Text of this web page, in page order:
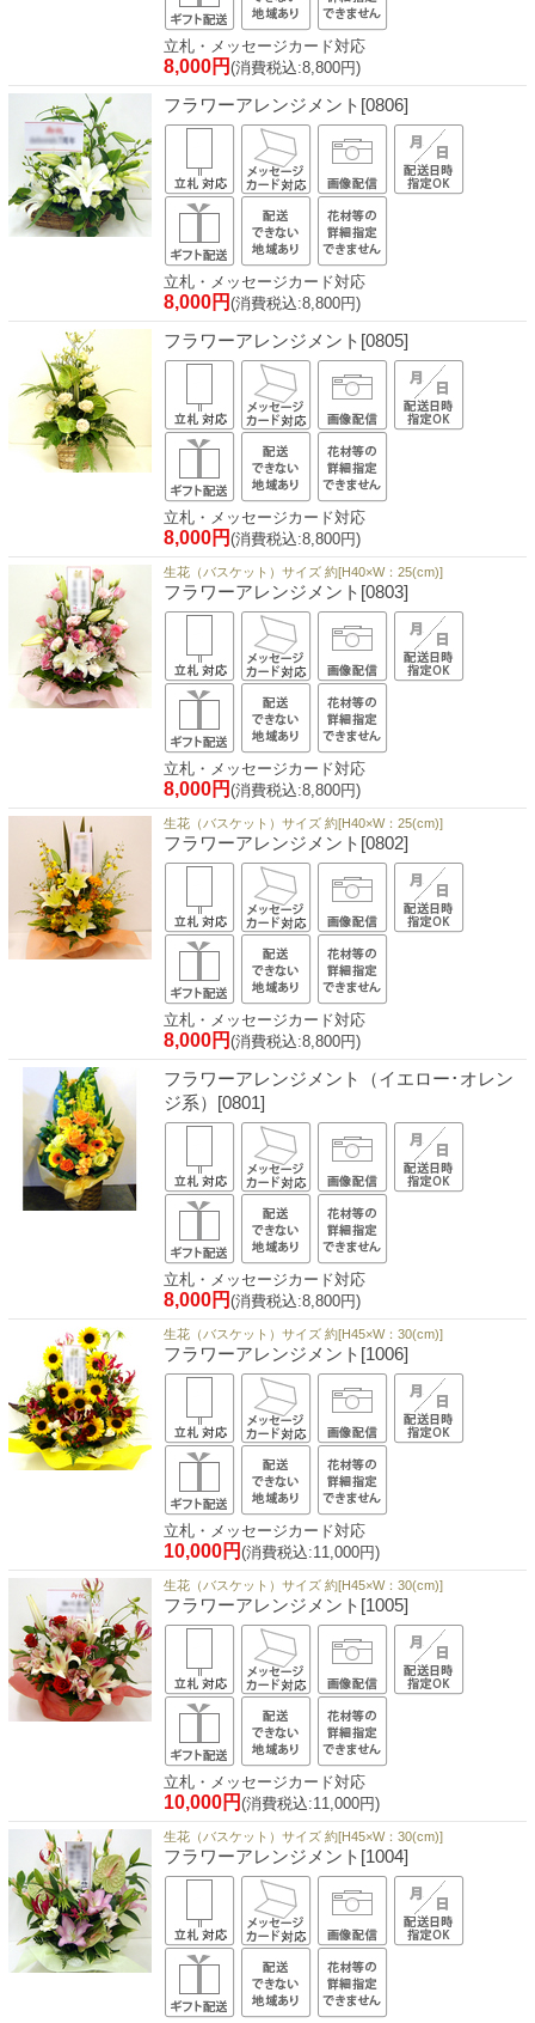
立札・メッセージカード対応
8,000円 (消費税込:8,800円)
フラワーアレンジメント[0806]
立札・メッセージカード対応
8,000円 (消費税込:8,800円)
フラワーアレンジメント[0805]
立札・メッセージカード対応
8,000円 (消費税込:8,800円)
生花（バスケット）サイズ 約[H40×W：25(cm)]
フラワーアレンジメント[0803]
立札・メッセージカード対応
8,000円 (消費税込:8,800円)
生花（バスケット）サイズ 約[H40×W：25(cm)]
フラワーアレンジメント[0802]
立札・メッセージカード対応
8,000円 (消費税込:8,800円)
フラワーアレンジメント（イエロー･オレン
ジ系）[0801]
立札・メッセージカード対応
8,000円 (消費税込:8,800円)
生花（バスケット）サイズ 約[H45×W：30(cm)]
フラワーアレンジメント[1006]
立札・メッセージカード対応
10,000円 (消費税込:11,000円)
生花（バスケット）サイズ 約[H45×W：30(cm)]
フラワーアレンジメント[1005]
立札・メッセージカード対応
10,000円 (消費税込:11,000円)
生花（バスケット）サイズ 約[H45×W：30(cm)]
フラワーアレンジメント[1004]